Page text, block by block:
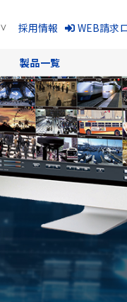
製品一覧
採用情報 WEB請求